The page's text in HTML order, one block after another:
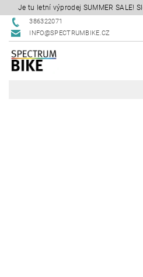
Je tu letní výprodej SUMMER SALE!
386322071
INFO@SPECTRUMBIKE.CZ